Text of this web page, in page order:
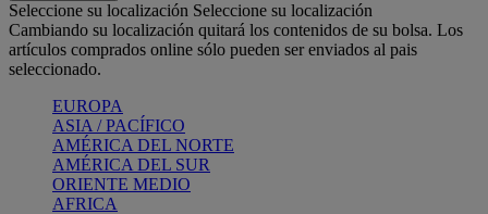
Seleccione su localización Seleccione su localización
Cambiando su localización quitará los contenidos de su bolsa. Los
artículos comprados online sólo pueden ser enviados al pais
seleccionado.
EUROPA
ASIA / PACÍFICO
AMÉRICA DEL NORTE
AMÉRICA DEL SUR
ORIENTE MEDIO
AFRICA